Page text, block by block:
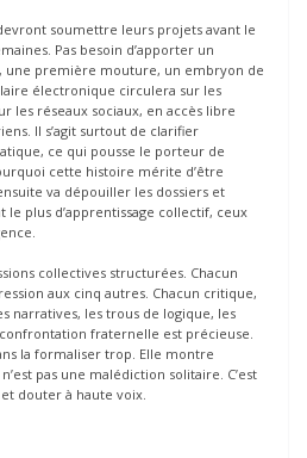
soumettre leurs projets avant le
Pas besoin d’apporter un
une première mouture, un embryon de
électronique circulera sur les
les réseaux sociaux, en accès libre
Il s’agit surtout de clarifier
ce qui pousse le porteur de
cette histoire mérite d’être
va dépouiller les dossiers et
plus d’apprentissage collectif, ceux
collectives structurées. Chacun
aux cinq autres. Chacun critique,
narratives, les trous de logique, les
fraternelle est précieuse.
la formaliser trop. Elle montre
pas une malédiction solitaire. C’est
douter à haute voix.